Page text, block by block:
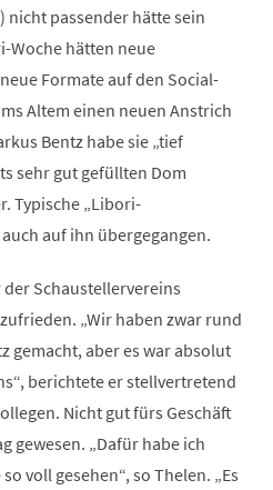
nicht passender hätte sein
Woche hätten neue
Formate auf den Social-
Altem einen neuen Anstrich
Bentz habe sie „tief
sehr gut gefüllten Dom
Typische „Libori-
auf ihn übergegangen.
Schaustellervereins
„Wir haben zwar rund
gemacht, aber es war absolut
berichtete er stellvertretend
Nicht gut fürs Geschäft
gewesen. „Dafür habe ich
voll gesehen“, so Thelen. „Es